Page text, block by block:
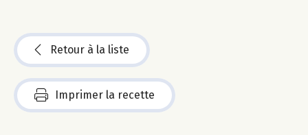
Retour à la liste
Imprimer la recette